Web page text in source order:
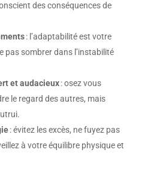
des conséquences de
: l’adaptabilité est votre
pas sombrer dans l’instabilité
et audacieux: osez vous
le regard des autres, mais
: évitez les excès, ne fuyez pas
à votre équilibre physique et